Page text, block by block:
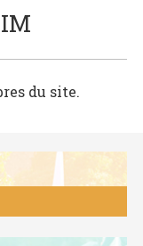
du site.